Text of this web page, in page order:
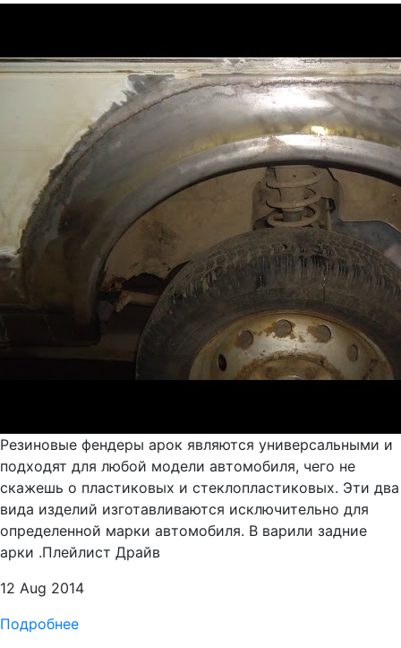
Резиновые фендеры арок являются универсальными и
подходят для любой модели автомобиля, чего не
скажешь о пластиковых и стеклопластиковых. Эти два
вида изделий изготавливаются исключительно для
определенной марки автомобиля. В варили задние
арки .Плейлист Драйв
12 Aug 2014
Подробнее